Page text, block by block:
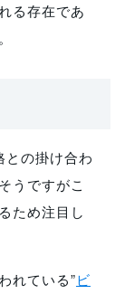
る存在であ
の掛け合わ
うですがこ
ため注目し
れている”ビ